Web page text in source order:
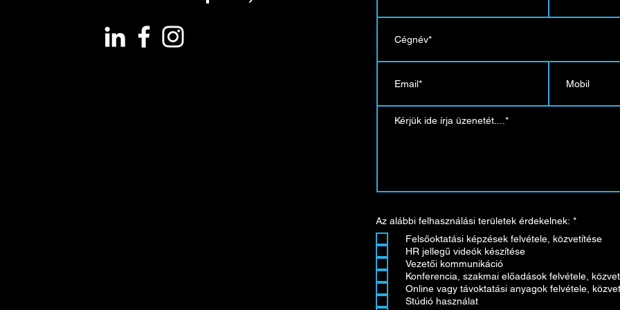
Az alábbi felhasználási területek érdekelnek: *K
t
z
ő
Felsőoktatási képzések felvétele, közvetítése
HR jellegű videók készítése
Vezetői kommunikáció
Konferencia, szakmai előadások felvétele,
Online vagy távoktatási anyagok felvétele,
Stúdió használat